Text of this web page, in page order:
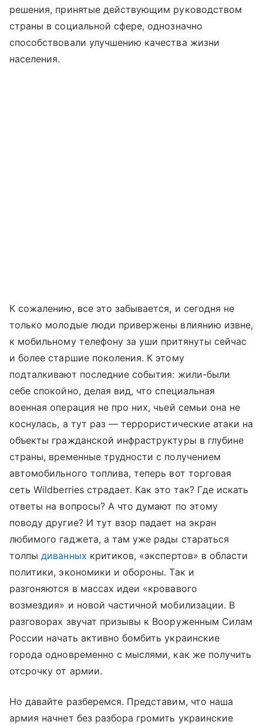
решения, принятые действующим руководством
страны в социальной сфере, однозначно
способствовали улучшению качества жизни
населения.
К сожалению, все это забывается, и сегодня не
только молодые люди привержены влиянию извне,
к мобильному телефону за уши притянуты сейчас
и более старшие поколения. К этому
подталкивают последние события: жили-были
себе спокойно, делая вид, что специальная
военная операция не про них, чьей семьи она не
коснулась, а тут раз — террористические атаки на
объекты гражданской инфраструктуры в глубине
страны, временные трудности с получением
автомобильного топлива, теперь вот торговая
сеть Wildberries страдает. Как это так? Где искать
ответы на вопросы? А что думают по этому
поводу другие? И тут взор падает на экран
любимого гаджета, а там уже рады стараться
толпыдиванных критиков, «экспертов» в области
политики, экономики и обороны. Так и
разгоняются в массах идеи «кровавого
возмездия» и новой частичной мобилизации. В
разговорах звучат призывы к Вооруженным Силам
России начать активно бомбить украинские
города одновременно с мыслями, как же получить
отсрочку от армии.
Но давайте разберемся. Представим, что наша
армия начнет без разбора громить украинские